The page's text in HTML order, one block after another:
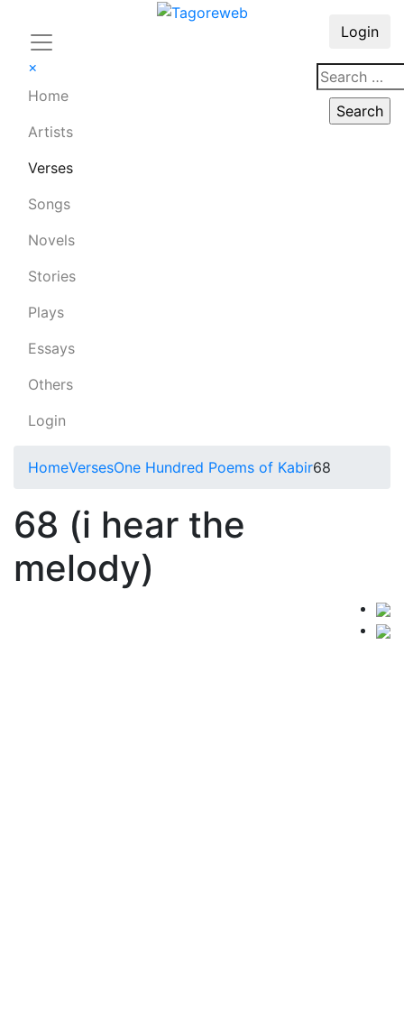
×
Home
Artists
Verses
Songs
Novels
Stories
Plays
Essays
Others
Login
Login
HomeVersesOne Hundred Poems of Kabir68
68 (i hear the
melody)